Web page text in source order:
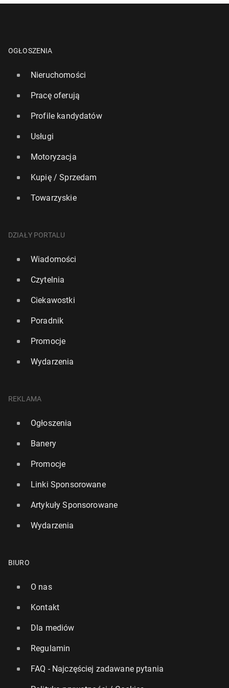
OGŁOSZENIA
Nieruchomości
Pracę oferują
Profile kandydatów
Usługi
Motoryzacja
Kupię / Sprzedam
Towarzyskie
DZIAŁY PORTALU
Wiadomości
Czytelnia
Ciekawostki
Poradnik
Promocje
Wydarzenia
REKLAMA
Ogłoszenia
Banery
Promocje
Linki Sponsorowane
Artykuły Sponsorowane
Wydarzenia
BIURO
O nas
Kontakt
Dla mediów
Regulamin
FAQ - Najczęściej zadawane pytania